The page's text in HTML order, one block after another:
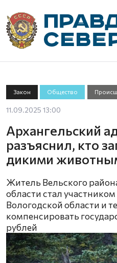
Закон Общество
11.09.2025 13:00
Архангельский
разъяснил, кто
дикими
Житель Вельского
области стал
Вологодской области и
компенсировать
рублей